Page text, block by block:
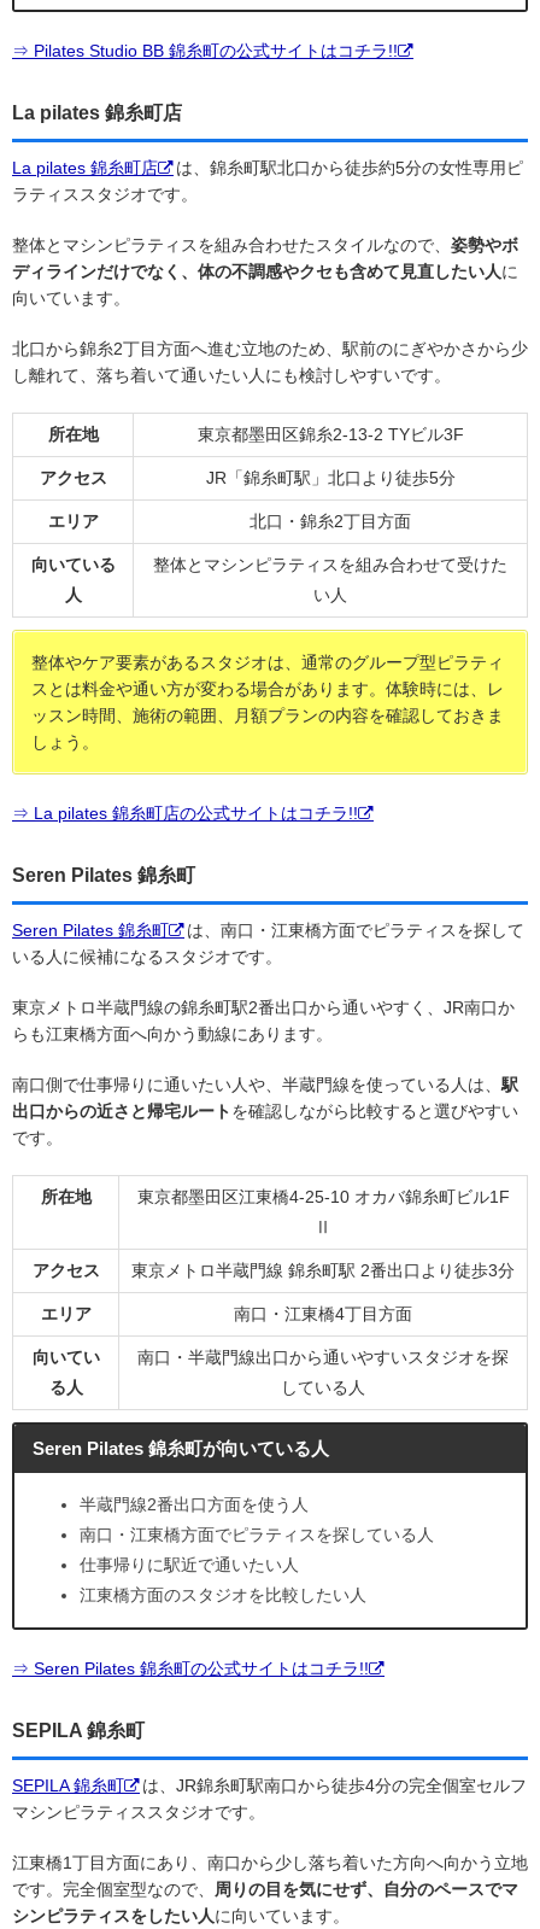
⇒ Pilates Studio BB 錦糸町の公式サイトはコチラ!!
La pilates 錦糸町店
La pilates 錦糸町店
は、錦糸町駅北口から徒歩約5分の女性専用ピ
ラティススタジオです。
整体とマシンピラティスを組み合わせたスタイルなので、 姿勢やボ
ディラインだけでなく、体の不調感やクセも含めて見直したい人に
向いています。
北口から錦糸2丁目方面へ進む立地のため、駅前のにぎやかさから少
し離れて、落ち着いて通いたい人にも検討しやすいです。
所在地 東京都墨田区錦糸2-13-2 TYビル3F
アクセス JR「錦糸町駅」北口より徒歩5分
エリア 北口・錦糸2丁目方面
向いている
人
整体とマシンピラティスを組み合わせて受けた
い人
整体やケア要素があるスタジオは、通常のグループ型ピラティ
スとは料金や通い方が変わる場合があります。体験時には、レ
ッスン時間、施術の範囲、月額プランの内容を確認しておきま
しょう。
⇒ La pilates 錦糸町店の公式サイトはコチラ!!
Seren Pilates 錦糸町
Seren Pilates 錦糸町
は、南口・江東橋方面でピラティスを探して
いる人に候補になるスタジオです。
東京メトロ半蔵門線の錦糸町駅2番出口から通いやすく、JR南口か
らも江東橋方面へ向かう動線にあります。
南口側で仕事帰りに通いたい人や、半蔵門線を使っている人は、 駅
出口からの近さと帰宅ルートを確認しながら比較すると選びやすい
です。
所在地
東京都墨田区江東橋4-25-10 オカバ錦糸町ビル1F
Ⅱ
アクセス 東京メトロ半蔵門線 錦糸町駅 2番出口より徒歩3分
エリア 南口・江東橋4丁目方面
向いてい
る人
南口・半蔵門線出口から通いやすいスタジオを探
している人
Seren Pilates 錦糸町が向いている人
半蔵門線2番出口方面を使う人
南口・江東橋方面でピラティスを探している人
仕事帰りに駅近で通いたい人
江東橋方面のスタジオを比較したい人
⇒ Seren Pilates 錦糸町の公式サイトはコチラ!!
SEPILA 錦糸町
SEPILA 錦糸町
は、JR錦糸町駅南口から徒歩4分の完全個室セルフ
マシンピラティススタジオです。
江東橋1丁目方面にあり、南口から少し落ち着いた方向へ向かう立地
です。完全個室型なので、 周りの目を気にせず、自分のペースでマ
シンピラティスをしたい人に向いています。